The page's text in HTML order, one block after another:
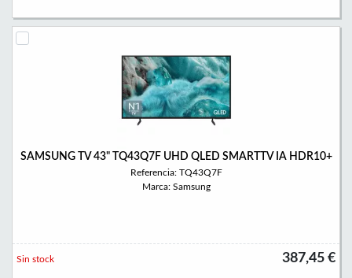
SAMSUNG TV 43" TQ43Q7F UHD QLED SMARTTV IA HDR10+
Referencia: TQ43Q7F
Marca: Samsung
387,45 €
Sin stock